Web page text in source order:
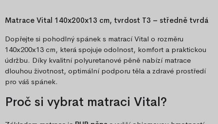
Matrace Vital 140x200x13 cm, tvrdost T3 – středně tvrdá
Dopřejte si pohodlný spánek s matrací Vital o rozměru
140x200x13 cm, která spojuje odolnost, komfort a praktickou
údržbu. Díky kvalitní polyuretanové pěně nabízí matrace
dlouhou životnost, optimální podporu těla a zdravé prostředí
pro váš spánek.
Proč si vybrat matraci Vital?